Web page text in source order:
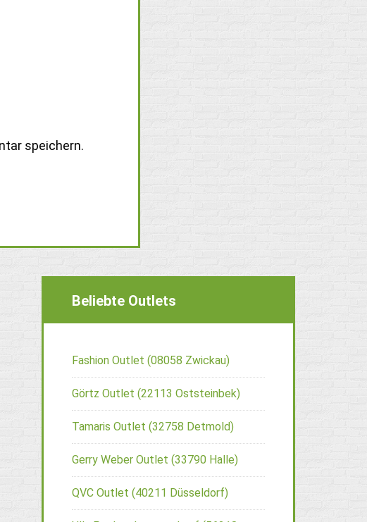
speichern.
Beliebte Outlets
Fashion Outlet (08058 Zwickau)
Görtz Outlet (22113 Oststeinbek)
Tamaris Outlet (32758 Detmold)
Gerry Weber Outlet (33790 Halle)
QVC Outlet (40211 Düsseldorf)